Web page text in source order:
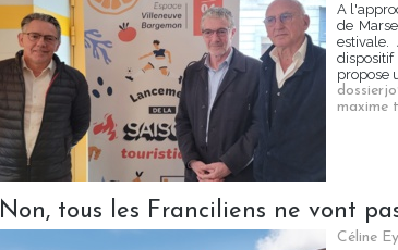
A
de
propose
maxime
Non, tous les Franciliens ne vont
Céline